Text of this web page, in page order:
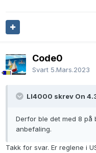
Code0
Svart 5.Mars.2023
LI4000 skrev On
Derfor ble det med 8 på
anbefaling.
Takk for svar. Er reglene i